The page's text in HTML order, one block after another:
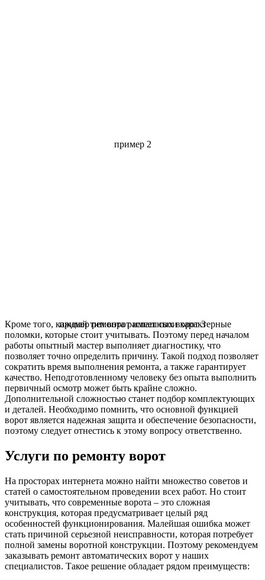
пример 2
пример ремонта распашных ворот 3
Кроме того, каждый тип ворот имеет свои характерные
поломки, которые стоит учитывать. Поэтому перед началом
работы опытный мастер выполняет диагностику, что
позволяет точно определить причину. Такой подход позволяет
сократить время выполнения ремонта, а также гарантирует
качество. Неподготовленному человеку без опыта выполнить
первичный осмотр может быть крайне сложно.
Дополнительной сложностью станет подбор комплектующих
и деталей. Необходимо помнить, что основной функцией
ворот является надежная защита и обеспечение безопасности,
поэтому следует отнестись к этому вопросу ответственно.
Услуги по ремонту ворот
На просторах интернета можно найти множество советов и
статей о самостоятельном проведении всех работ. Но стоит
учитывать, что современные ворота – это сложная
конструкция, которая предусматривает целый ряд
особенностей функционирования. Малейшая ошибка может
стать причиной серьезной неисправности, которая потребует
полной замены воротной конструкции. Поэтому рекомендуем
заказывать ремонт автоматических ворот у наших
специалистов. Такое решение обладает рядом преимуществ: